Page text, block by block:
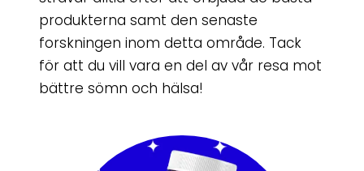
produkterna samt den senaste
forskningen inom detta område. Tack
för att du vill vara en del av vår resa mot
bättre sömn och hälsa!